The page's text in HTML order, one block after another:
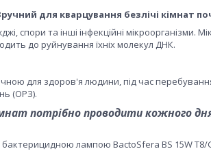
для кварцування безлічі кімнат
спори та інші інфекційні мікроорганізми.
до руйнування їхніх молекул ДНК.
для здоров'я людини, під час перебування
(ОРЗ).
потрібно проводити кожного
лампою BactoSfera BS 15W T8/